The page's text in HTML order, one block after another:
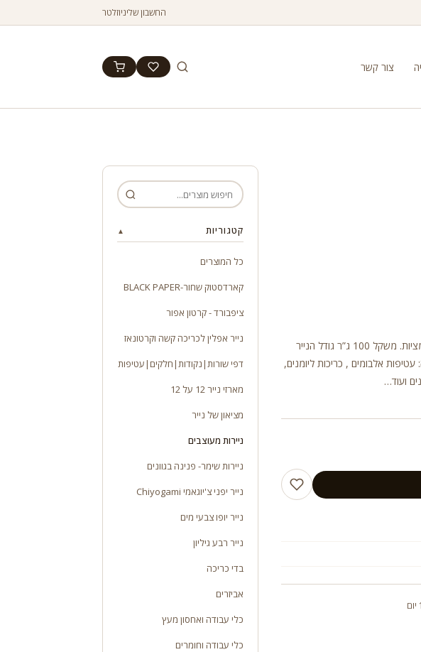
החשבון שליניוזלטר
צור קשר
נייר איטלקי מעוצב נטול עץ -פבריאנו ,נטול חומציות. משקל 100 ג”ר גודל הנייר
עטיפות אלבומים , כריכות ליומנים,
ועוד…
קטגוריות ▲
כל המוצרים
קארדסטוק שחור-BLACK PAPER
ציפבורד - קרטון אפור
נייר אפלין לכריכה קשה וקרטונאז
דפי שורות|נקודות|חלקים|עטיפות
מארזי נייר 12 על 12
מציאון של נייר
ניירות מעוצבים
ניירות שימר- פנינה בגוונים
נייר יפני צ'יוגאמי Chiyogami
נייר יופו צבעי מים
נייר רבע גיליון
בדי כריכה
אביזרים
כלי עבודה ואחסון מעץ
כלי עבודה וחומרים